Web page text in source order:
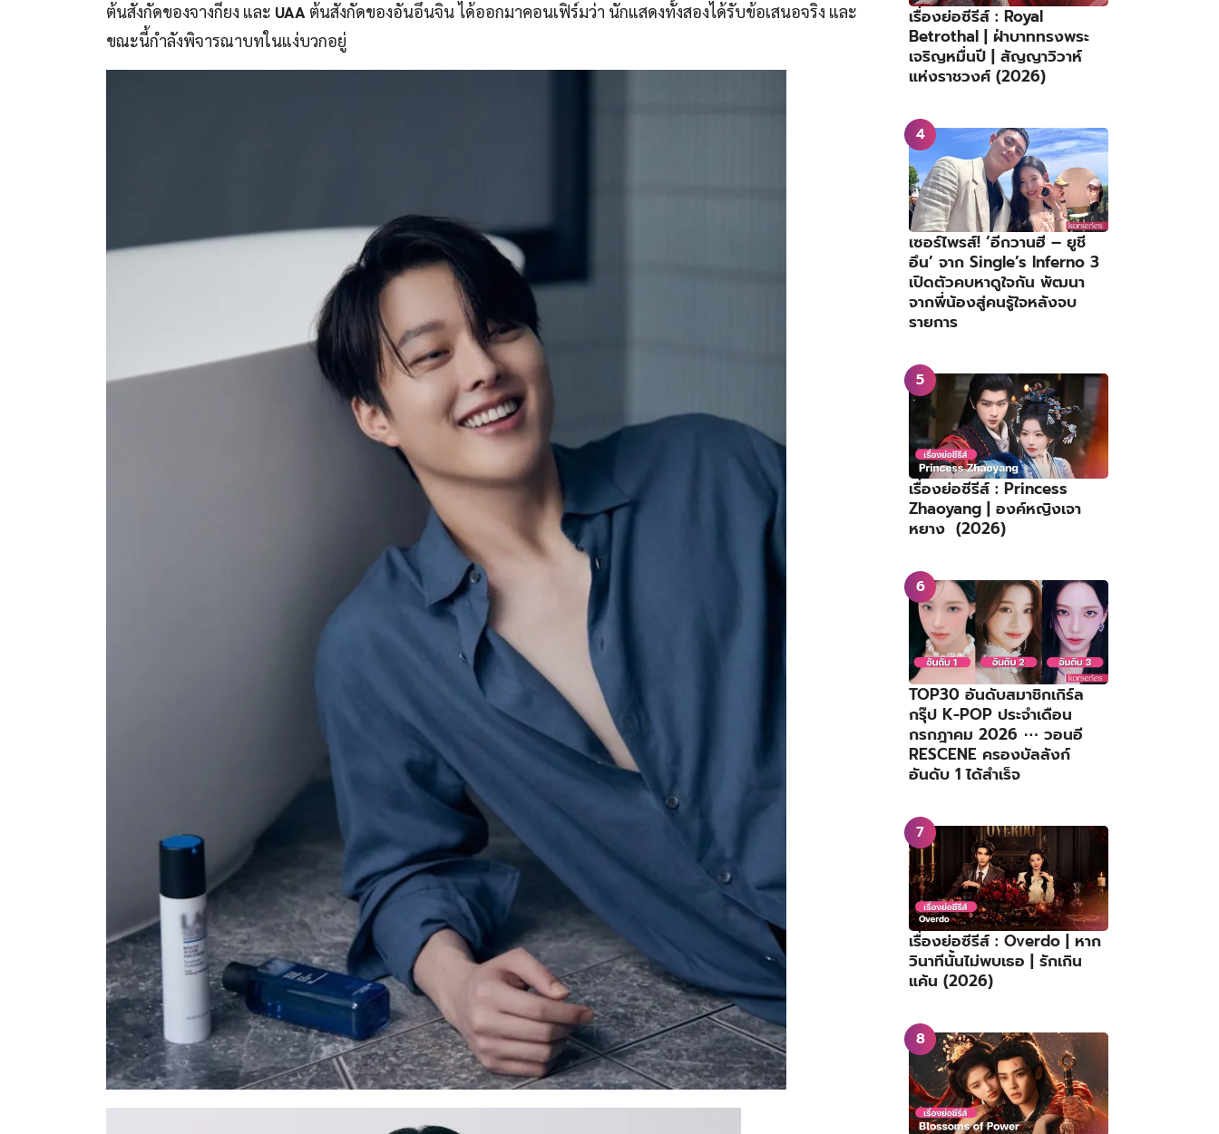
ต้นสังกัดของจางกียง และ UAA ต้นสังกัดของอันอึนจิน ได้ออกมาคอนเฟิร์มว่า นักแสดงทั้งสองได้รับข้อเสนอจริง และ
ขณะนี้กำลังพิจารณาบทในแง่บวกอยู่
เรื่องย่อซีรีส์ : Royal
Betrothal | ฝ่าบาททรงพระ
เจริญหมื่นปี | สัญญาวิวาห์
แห่งราชวงศ์ (2026)
เซอร์ไพรส์! ‘อีกวานฮี – ยูชี
อึน’ จาก Single’s Inferno 3
เปิดตัวคบหาดูใจกัน พัฒนา
จากพี่น้องสู่คนรู้ใจหลังจบ
รายการ
เรื่องย่อซีรีส์ : Princess
Zhaoyang | องค์หญิงเจา
หยาง (2026)
TOP30 อันดับสมาชิกเกิร์ล
กรุ๊ป K-POP ประจำเดือน
กรกฎาคม 2026 ⋯ วอนอี
RESCENE ครองบัลลังก์
อันดับ 1 ได้สำเร็จ
เรื่องย่อซีรีส์ : Overdo | หาก
วินาทีนั้นไม่พบเธอ | รักเกิน
แค้น (2026)